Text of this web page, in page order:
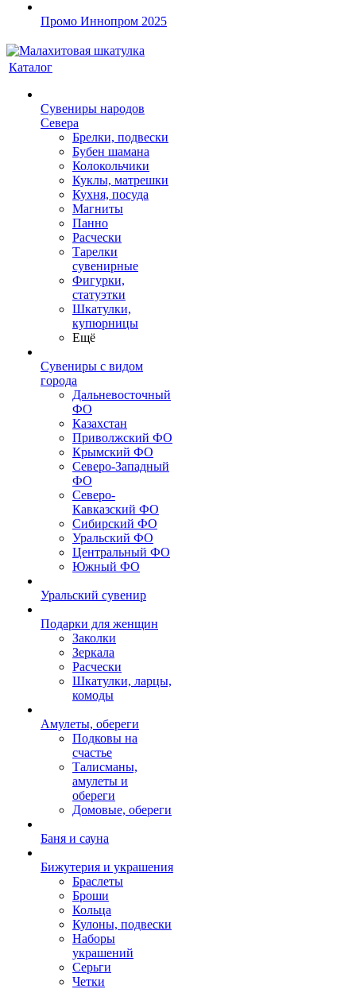
Промо Иннопром 2025
Каталог
Сувениры народов
Севера
Брелки, подвески
Бубен шамана
Колокольчики
Куклы, матрешки
Кухня, посуда
Магниты
Панно
Расчески
Тарелки
сувенирные
Фигурки,
статуэтки
Шкатулки,
купюрницы
Ещё
Сувениры с видом
города
Дальневосточный
ФО
Казахстан
Приволжский ФО
Крымский ФО
Северо-Западный
ФО
Северо-
Кавказский ФО
Сибирский ФО
Уральский ФО
Центральный ФО
Южный ФО
Уральский сувенир
Подарки для женщин
Заколки
Зеркала
Расчески
Шкатулки, ларцы,
комоды
Амулеты, обереги
Подковы на
счастье
Талисманы,
амулеты и
обереги
Домовые, обереги
Баня и сауна
Бижутерия и украшения
Браслеты
Броши
Кольца
Кулоны, подвески
Наборы
украшений
Серьги
Четки